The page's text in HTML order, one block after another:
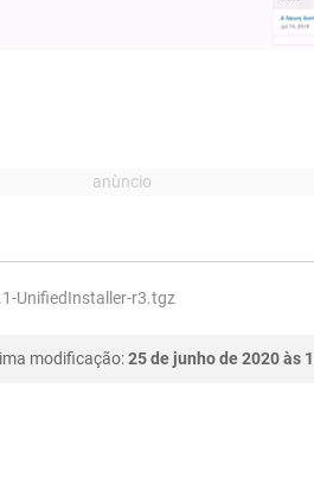
UnifiedInstaller-r3.tgz
modificação:25 de junho de 2020 às